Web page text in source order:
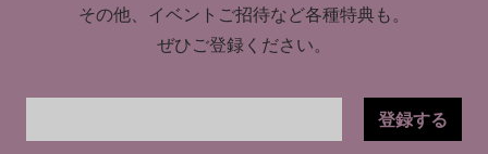
その他、イベントご招待など各種特典も。
ぜひご登録ください。
登録する